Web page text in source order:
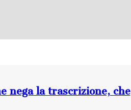
nega la trascrizione, che